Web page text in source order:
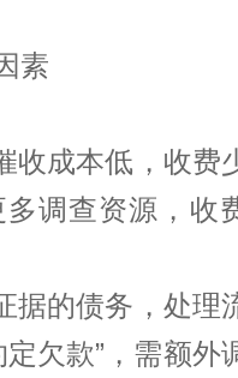
素
成本低，收费
调查资源，收
据的债务，处理
欠款”，需额外